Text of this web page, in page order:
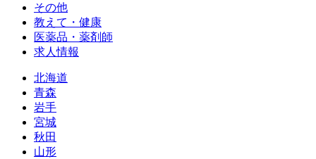
その他
教えて・健康
医薬品・薬剤師
求人情報
北海道
青森
岩手
宮城
秋田
山形